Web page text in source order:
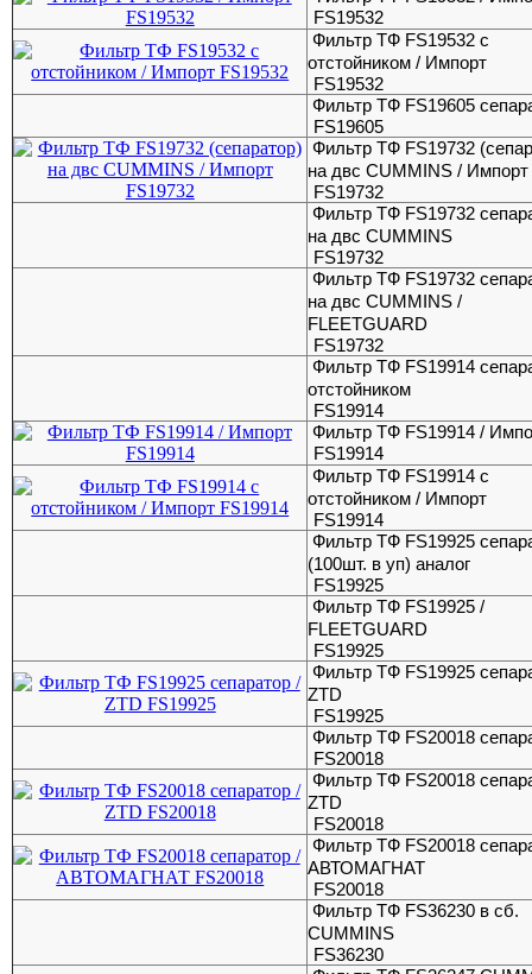
FS19532
Фильтр ТФ FS19532 с
отстойником / Импорт
FS19532
Фильтр ТФ FS19605
FS19605
Фильтр ТФ FS19732
на двc CUMMINS / Импорт
FS19732
Фильтр ТФ FS19732
на двc CUMMINS
FS19732
Фильтр ТФ FS19732
на двc CUMMINS /
FLEETGUARD
FS19732
Фильтр ТФ FS19914
отстойником
FS19914
Фильтр ТФ FS19914 /
FS19914
Фильтр ТФ FS19914 с
отстойником / Импорт
FS19914
Фильтр ТФ FS19925
(100шт. в уп) аналог
FS19925
Фильтр ТФ FS19925 /
FLEETGUARD
FS19925
Фильтр ТФ FS19925
ZTD
FS19925
Фильтр ТФ FS20018
FS20018
Фильтр ТФ FS20018
ZTD
FS20018
Фильтр ТФ FS20018
АВТОМАГНАТ
FS20018
Фильтр ТФ FS36230 в сб.
CUMMINS
FS36230